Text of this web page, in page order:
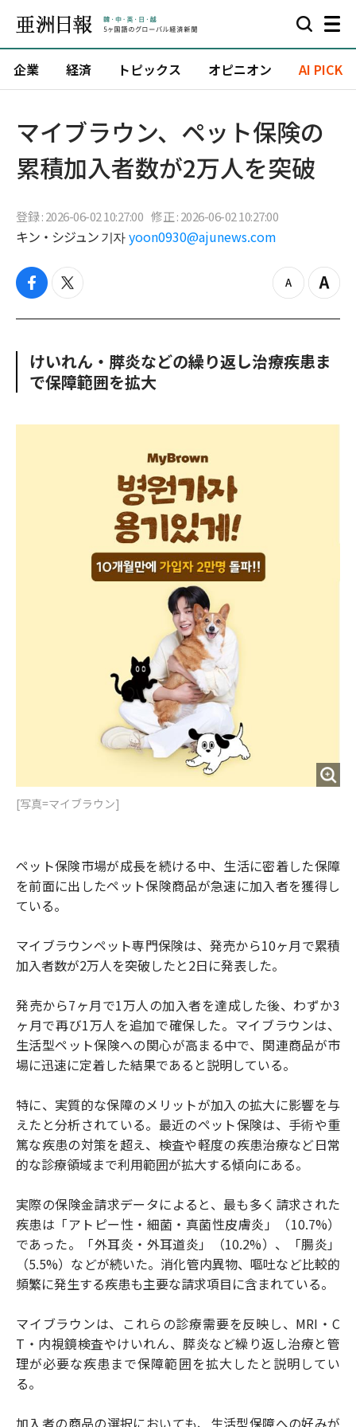
企業 経済 トピックス オピニオン AI PICK
マイブラウン、ペット保険の
累積加入者数が2万人を突破
登録 : 2026-06-02 10:27:00 修正 : 2026-06-02 10:27:00
キン・シジュン 기자 yoon0930@ajunews.com
f
c
o
o
t
i
e
r
z
o
u
Z
o
n
けいれん・膵炎などの繰り返し治療疾患ま
で保障範囲を拡大
[写真=マイブラウン]
ペット保険市場が成長を続ける中、生活に密着した保障
を前面に出したペット保険商品が急速に加入者を獲得し
ている。
マイブラウンペット専門保険は、発売から10ヶ月で累積
加入者数が2万人を突破したと2日に発表した。
発売から7ヶ月で1万人の加入者を達成した後、わずか3
ヶ月で再び1万人を追加で確保した。マイブラウンは、
生活型ペット保険への関心が高まる中で、関連商品が市
場に迅速に定着した結果であると説明している。
特に、実質的な保障のメリットが加入の拡大に影響を与
えたと分析されている。最近のペット保険は、手術や重
篤な疾患の対策を超え、検査や軽度の疾患治療など日常
的な診療領域まで利用範囲が拡大する傾向にある。
実際の保険金請求データによると、最も多く請求された
疾患は「アトピー性・細菌・真菌性皮膚炎」（10.7%）
であった。「外耳炎・外耳道炎」（10.2%）、「腸炎」
（5.5%）などが続いた。消化管内異物、嘔吐など比較的
頻繁に発生する疾患も主要な請求項目に含まれている。
マイブラウンは、これらの診療需要を反映し、MRI・C
T・内視鏡検査やけいれん、膵炎など繰り返し治療と管
理が必要な疾患まで保障範囲を拡大したと説明してい
る。
加入者の商品の選択においても、生活型保障への好みが